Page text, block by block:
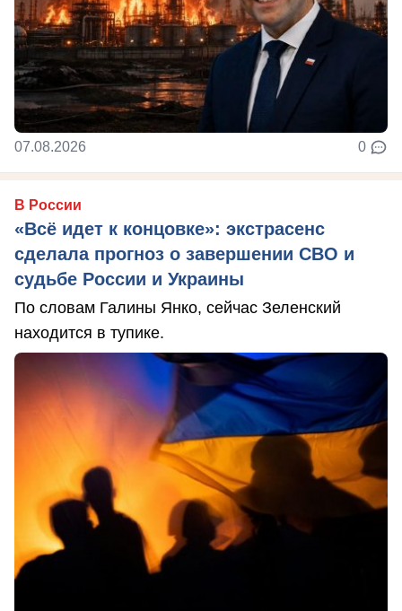
07.08.2026 0
В России
«Всё идет к концовке»: экстрасенс
сделала прогноз о завершении СВО и
судьбе России и Украины
По словам Галины Янко, сейчас Зеленский
находится в тупике.